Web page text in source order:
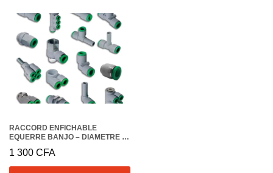
RACCORD ENFICHABLE
EQUERRE BANJO – DIAMETRE 10
1 300 CFA